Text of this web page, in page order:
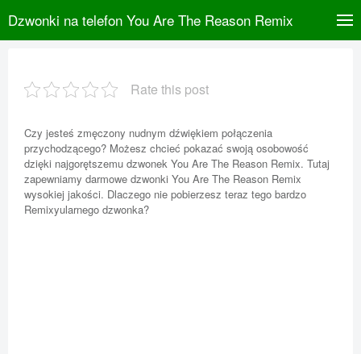
Dzwonki na telefon You Are The Reason Remix
Rate this post
Czy jesteś zmęczony nudnym dźwiękiem połączenia
przychodzącego? Możesz chcieć pokazać swoją osobowość
dzięki najgorętszemu dzwonek You Are The Reason Remix. Tutaj
zapewniamy darmowe dzwonki You Are The Reason Remix
wysokiej jakości. Dlaczego nie pobierzesz teraz tego bardzo
Remixyularnego dzwonka?